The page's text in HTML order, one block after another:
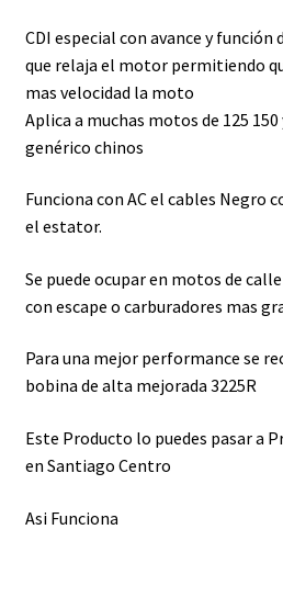
CDI especial con avance y función
que relaja el motor permitiendo
mas velocidad la moto
Aplica a muchas motos de 125
genérico chinos
Funciona con AC el cables Negro
el estator.
Se puede ocupar en motos de
con escape o carburadores mas
Para una mejor performance se
bobina de alta mejorada 3225R
Este Producto lo puedes pasar a
en Santiago Centro
Asi Funciona